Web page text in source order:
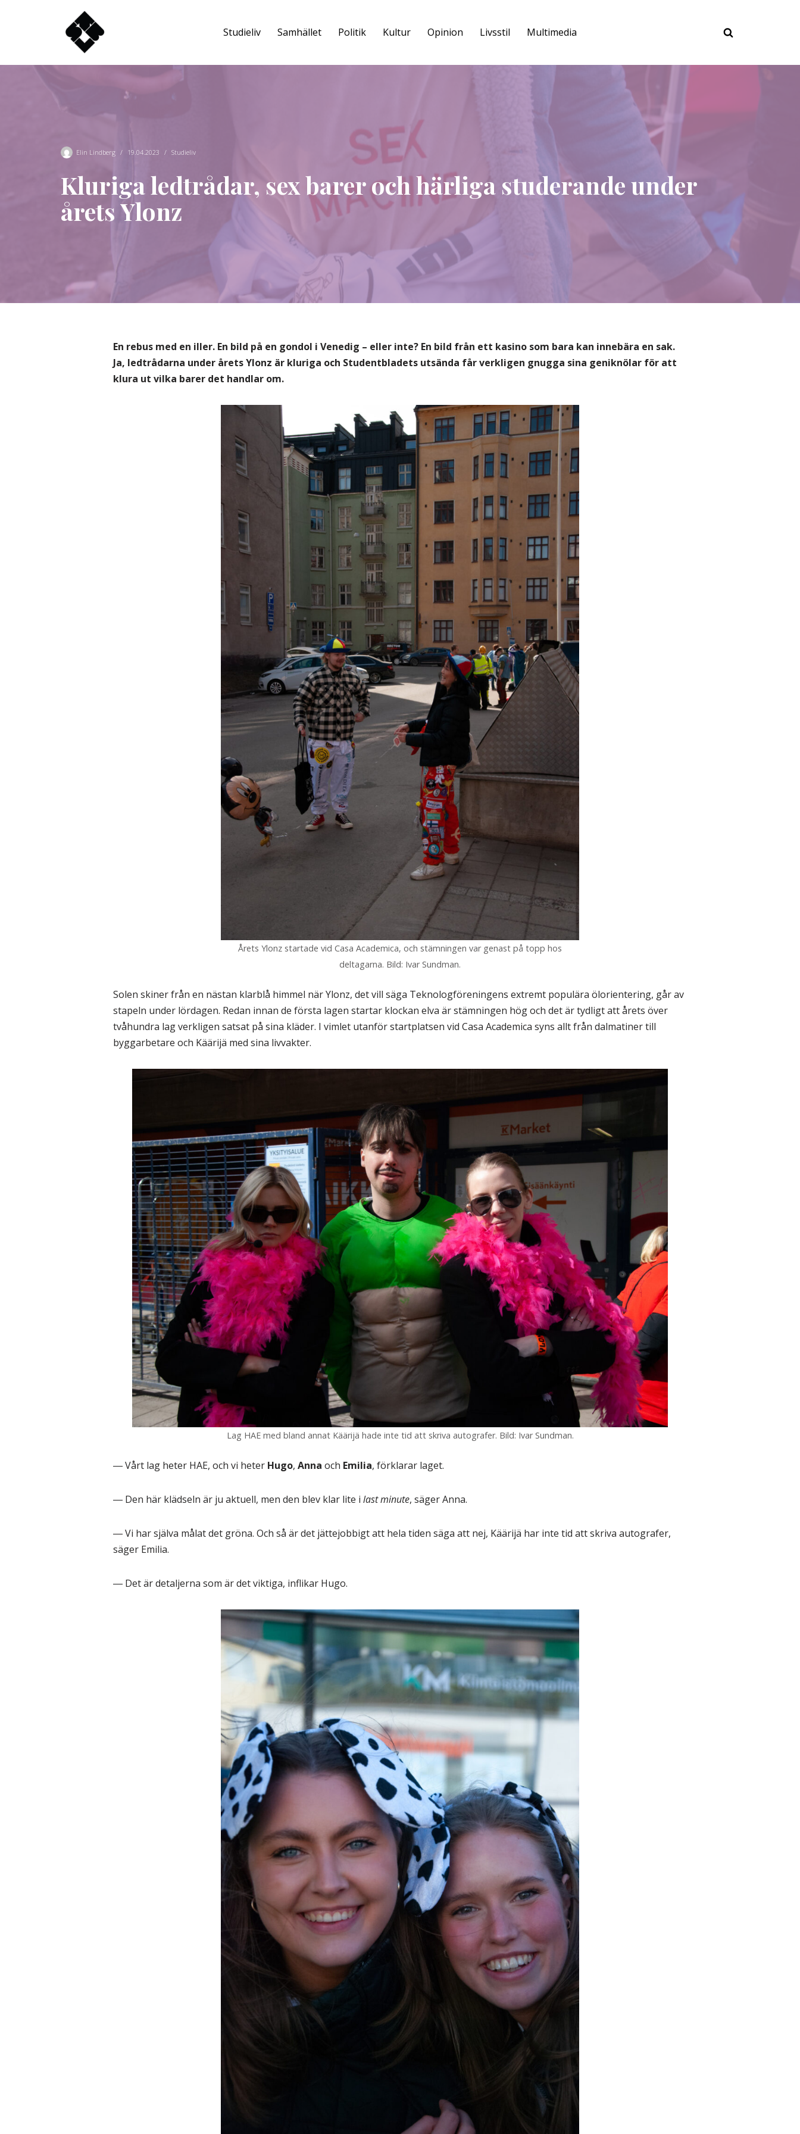
innehåll
Studieliv Samhället Politik Kultur Opinion Livsstil Multimedia
Elin Lindberg 19.04.2023 Studieliv
Kluriga ledtrådar, sex barer och härliga studerande under
årets Ylonz
En rebus med en iller. En bild på en gondol i Venedig – eller inte? En bild från ett kasino som bara kan innebära en sak.
Ja, ledtrådarna under årets Ylonz är kluriga och Studentbladets utsända får verkligen gnugga sina geniknölar för att
klura ut vilka barer det handlar om.
Årets Ylonz startade vid Casa Academica, och stämningen var genast på topp hos
deltagarna. Bild: Ivar Sundman.
Solen skiner från en nästan klarblå himmel när Ylonz, det vill säga Teknologföreningens extremt populära ölorientering, går av
stapeln under lördagen. Redan innan de första lagen startar klockan elva är stämningen hög och det är tydligt att årets över
tvåhundra lag verkligen satsat på sina kläder. I vimlet utanför startplatsen vid Casa Academica syns allt från dalmatiner till
byggarbetare och Käärijä med sina livvakter.
Lag HAE med bland annat Käärijä hade inte tid att skriva autografer. Bild: Ivar Sundman.
― Vårt lag heter HAE, och vi heterHugo, Anna och Emilia, förklarar laget.
― Den här klädseln är ju aktuell, men den blev klar lite i last minute, säger Anna.
― Vi har själva målat det gröna. Och så är det jättejobbigt att hela tiden säga att nej, Käärijä har inte tid att skriva autografer,
säger Emilia.
― Det är detaljerna som är det viktiga, inflikar Hugo.